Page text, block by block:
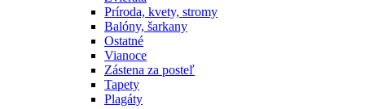
Príroda, kvety, stromy
Balóny, šarkany
Ostatné
Vianoce
Zástena za posteľ
Tapety
Plagáty